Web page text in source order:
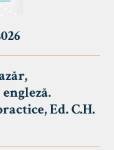
Ed. C.H.